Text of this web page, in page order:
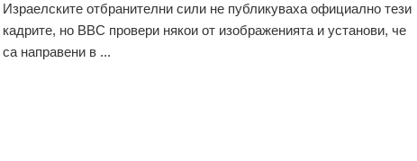
Израелските отбранителни сили не публикуваха официално тези
кадрите, но BBC провери някои от изображенията и установи, че
са направени в ...